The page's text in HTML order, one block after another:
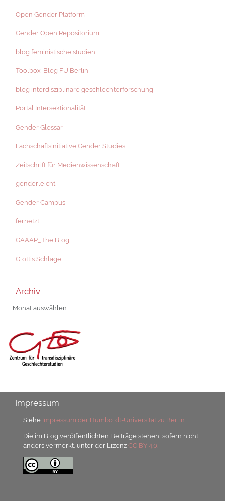
Open Gender Platform
Gender Open Repositorium
blog feministische studien
Toolbox-Blog FU Berlin
blog interdisziplinäre geschlechterforschung
Portal Intersektionalität
Gender Glossar
Fachschaftsinitiative Gender Studies
Zeitschrift für Medienwissenschaft
genderleicht
Gender Campus
fernetzt
GAAAP_The Blog
Glottis Schläge
Archiv
Archiv
Impressum
Siehe Impressum der Humboldt-Universität zu Berlin
Die im Blog veröffentlichten Beiträge stehen, sofern nicht
anders vermerkt, unter der LizenzCC BY 4.0.